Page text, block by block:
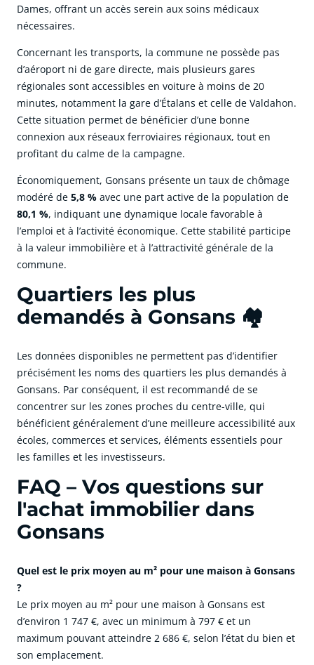
Dames, offrant un accès serein aux soins médicaux
nécessaires.
Concernant les transports, la commune ne possède pas
d’aéroport ni de gare directe, mais plusieurs gares
régionales sont accessibles en voiture à moins de 20
minutes, notamment la gare d’Étalans et celle de Valdahon.
Cette situation permet de bénéficier d’une bonne
connexion aux réseaux ferroviaires régionaux, tout en
profitant du calme de la campagne.
Économiquement, Gonsans présente un taux de chômage
modéré de 5,8 % avec une part active de la population de
80,1 %, indiquant une dynamique locale favorable à
l’emploi et à l’activité économique. Cette stabilité participe
à la valeur immobilière et à l’attractivité générale de la
commune.
Quartiers les plus
demandés à Gonsans 🏘️
Les données disponibles ne permettent pas d’identifier
précisément les noms des quartiers les plus demandés à
Gonsans. Par conséquent, il est recommandé de se
concentrer sur les zones proches du centre-ville, qui
bénéficient généralement d’une meilleure accessibilité aux
écoles, commerces et services, éléments essentiels pour
les familles et les investisseurs.
FAQ – Vos questions sur
l'achat immobilier dans
Gonsans
Quel est le prix moyen au m² pour une maison à Gonsans
?
Le prix moyen au m² pour une maison à Gonsans est
d’environ 1 747 €, avec un minimum à 797 € et un
maximum pouvant atteindre 2 686 €, selon l’état du bien et
son emplacement.